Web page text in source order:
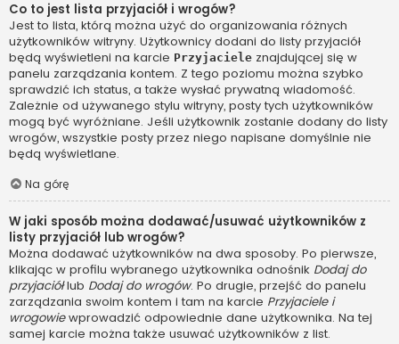
Co to jest lista przyjaciół i wrogów?
Jest to lista, którą można użyć do organizowania różnych
użytkowników witryny. Użytkownicy dodani do listy przyjaciół
będą wyświetleni na karcie Przyjaciele znajdującej się w
panelu zarządzania kontem. Z tego poziomu można szybko
sprawdzić ich status, a także wysłać prywatną wiadomość.
Zależnie od używanego stylu witryny, posty tych użytkowników
mogą być wyróżniane. Jeśli użytkownik zostanie dodany do listy
wrogów, wszystkie posty przez niego napisane domyślnie nie
będą wyświetlane.
Na górę
W jaki sposób można dodawać/usuwać użytkowników z
listy przyjaciół lub wrogów?
Można dodawać użytkowników na dwa sposoby. Po pierwsze,
klikając w profilu wybranego użytkownika odnośnik Dodaj do
przyjaciółlub Dodaj do wrogów. Po drugie, przejść do panelu
zarządzania swoim kontem i tam na karcie Przyjaciele i
wrogowiewprowadzić odpowiednie dane użytkownika. Na tej
samej karcie można także usuwać użytkowników z list.